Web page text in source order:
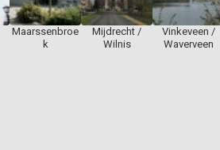
Maarssenbroe
k
Mijdrecht /
Wilnis
Vinkeveen /
Waverveen